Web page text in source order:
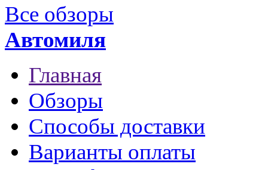
Все обзоры
Автомиля
Главная
Обзоры
Способы доставки
Варианты оплаты